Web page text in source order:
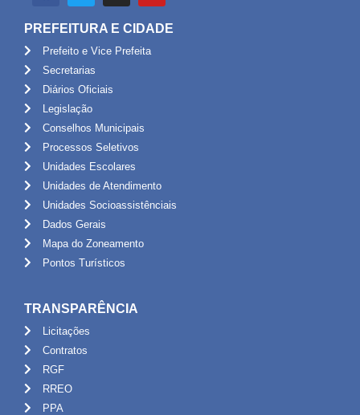
PREFEITURA E CIDADE
Prefeito e Vice Prefeita
Secretarias
Diários Oficiais
Legislação
Conselhos Municipais
Processos Seletivos
Unidades Escolares
Unidades de Atendimento
Unidades Socioassistênciais
Dados Gerais
Mapa do Zoneamento
Pontos Turísticos
TRANSPARÊNCIA
Licitações
Contratos
RGF
RREO
PPA